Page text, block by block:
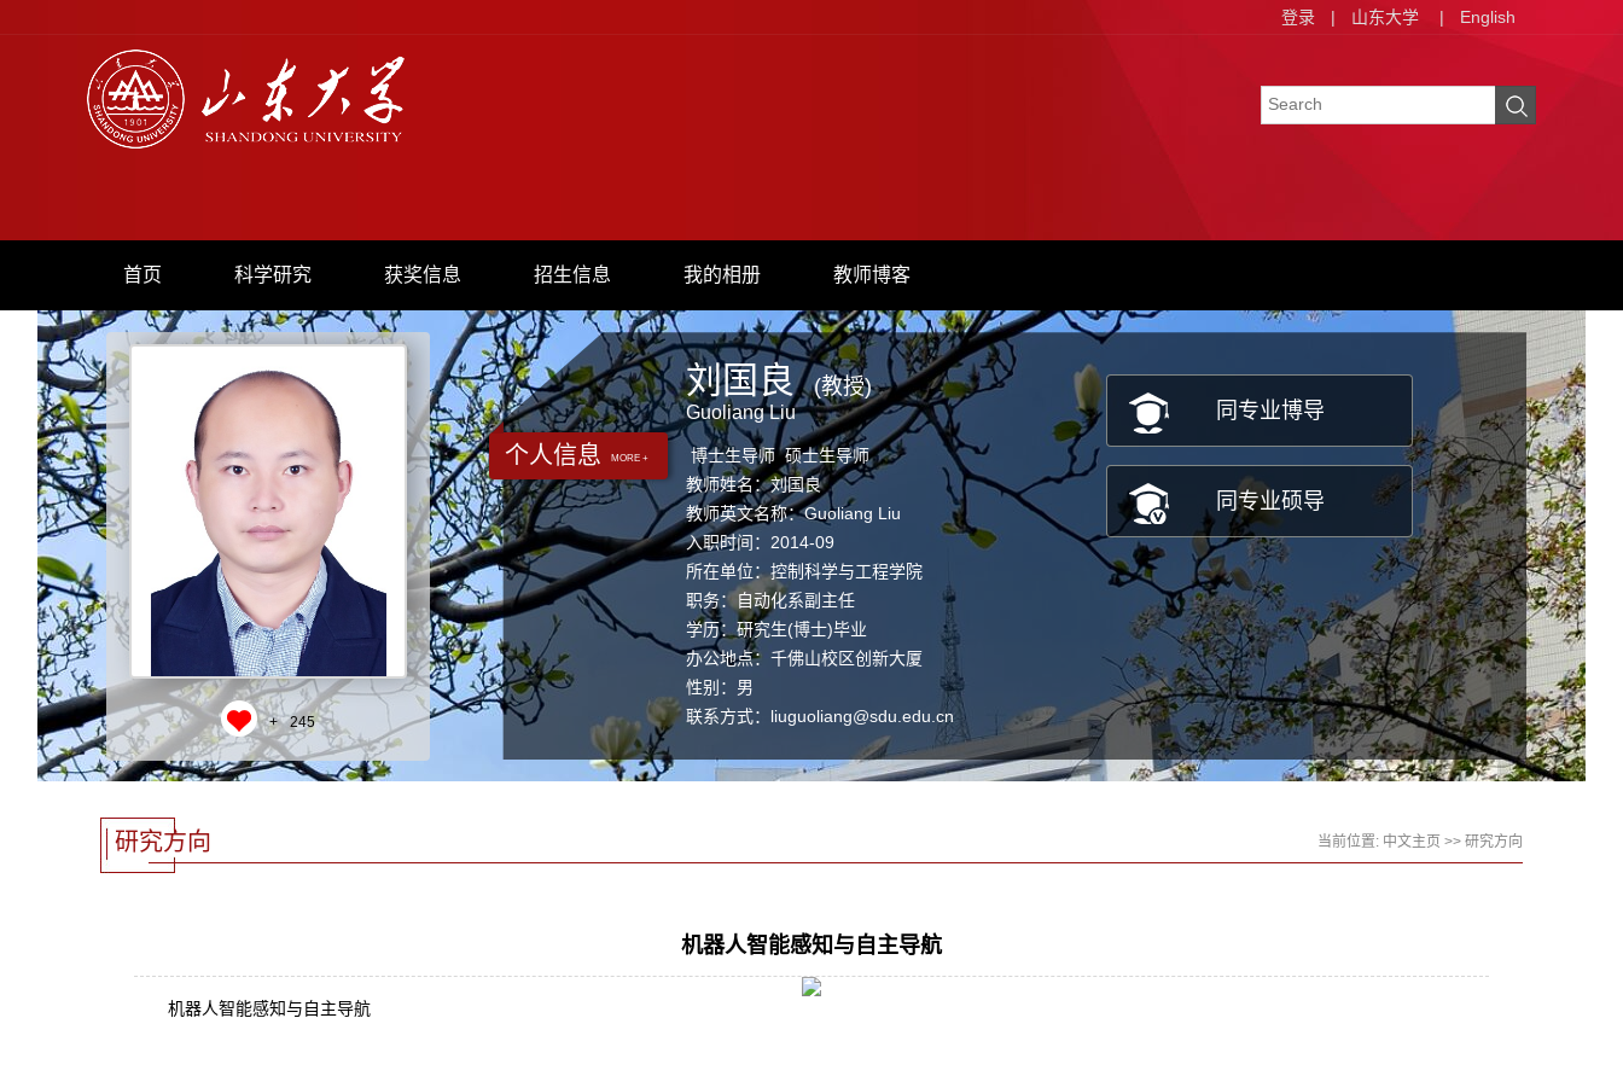
登录 | 山东大学 | English
首页 科学研究 获奖信息 招生信息 我的相册 教师博客
+ 245
个人信息 MORE +
刘国良
Guoliang Liu
(教授)
博士生导师 硕士生导师
教师姓名：刘国良
教师英文名称：Guoliang Liu
入职时间：2014-09
所在单位：控制科学与工程学院
职务：自动化系副主任
学历：研究生(博士)毕业
办公地点：千佛山校区创新大厦
性别：男
联系方式： liuguoliang@sdu.edu.cn
职称：教授
学科：控制科学与工程
同专业博导
同专业硕导
研究方向 当前位置: 中文主页 >> 研究方向
机器人智能感知与自主导航
机器人智能感知与自主导航